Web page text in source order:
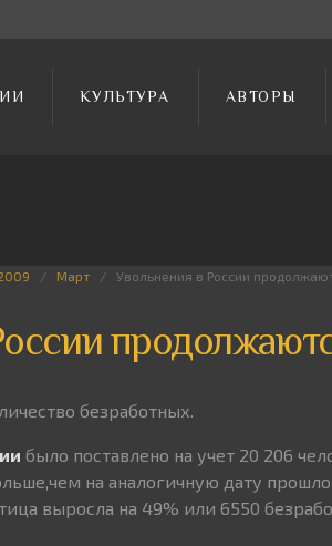
КУЛЬТУРА АВТОРЫ
Март Увольнения в России
безработных.
было поставлено на учет 20 206
на аналогичную дату
выросла на 49% или 6550